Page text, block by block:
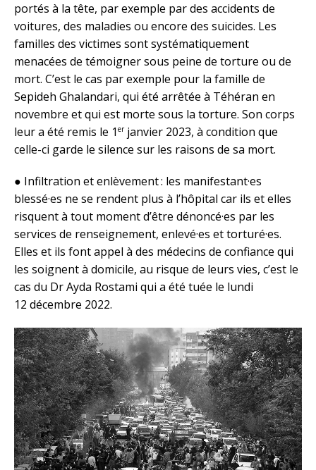
portés à la tête, par exemple par des accidents de
voitures, des maladies ou encore des suicides. Les
familles des victimes sont systématiquement
menacées de témoigner sous peine de torture ou de
mort. C’est le cas par exemple pour la famille de
Sepideh Ghalandari, qui été arrêtée à Téhéran en
novembre et qui est morte sous la torture. Son corps
leur a été remis le 1 erjanvier 2023, à condition que
celle-ci garde le silence sur les raisons de sa mort.
● Infiltration et enlèvement : les manifestant·es
blessé·es ne se rendent plus à l’hôpital car ils et elles
risquent à tout moment d’être dénoncé·es par les
services de renseignement, enlevé·es et torturé·es.
Elles et ils font appel à des médecins de confiance qui
les soignent à domicile, au risque de leurs vies, c’est le
cas du Dr Ayda Rostami qui a été tuée le lundi
12 décembre 2022.